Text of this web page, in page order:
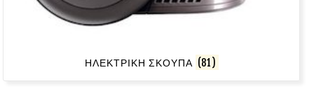
ΗΛΕΚΤΡΙΚΗ ΣΚΟΥΠΑ (81)